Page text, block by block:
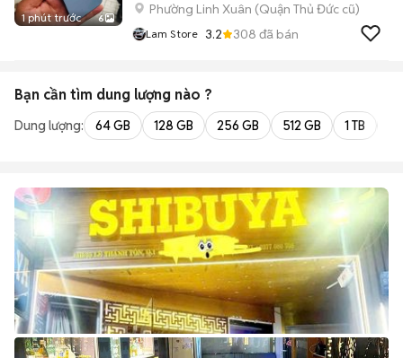
1 phút trước 6
Phường Linh Xuân (Quận Thủ Đức cũ)
Lam Store 3.2 308 đã bán
Bạn cần tìm dung lượng nào ?
Dung lượng: 64 GB 128 GB 256 GB 512 GB 1 TB